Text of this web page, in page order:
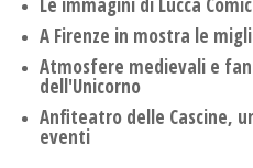
Le immagini di Lucca
A Firenze in mostra le
Atmosfere medievali e
dell'Unicorno
Anfiteatro delle Cascine,
eventi